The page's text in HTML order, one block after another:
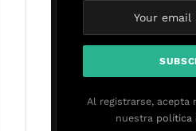
Al registrarse, acepta
nuestra política